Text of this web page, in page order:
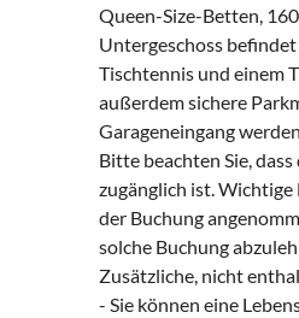
Queen-Size-Betten,
Untergeschoss
Tischtennis und einem
außerdem sichere
Garageneingang
Bitte beachten Sie,
zugänglich ist.
der Buchung
solche Buchung
Zusätzliche, nicht
- Sie können eine